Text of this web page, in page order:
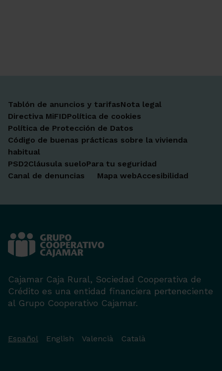
Tablón de anuncios y tarifasNota legal
Directiva MiFIDPolítica de cookies
Política de Protección de Datos
Código de buenas prácticas sobre la vivienda
habitual
PSD2Cláusula sueloPara tu seguridad
Canal de denuncias
Mapa webAccesibilidad
Cajamar Caja Rural, Sociedad Cooperativa de
Crédito es una entidad financiera perteneciente
al Grupo Cooperativo Cajamar.
Español English Valencià Català